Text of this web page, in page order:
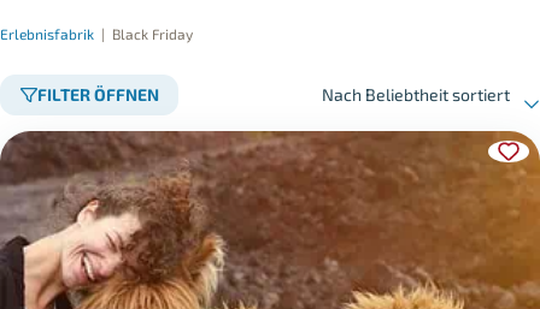
Erlebnisfabrik | Black Friday
FILTER ÖFFNEN Nach Beliebtheit sortiert